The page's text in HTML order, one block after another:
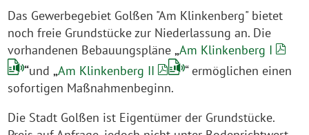
Das Gewerbegebiet Golßen "Am Klinkenberg" bietet
noch freie Grundstücke zur Niederlassung an. Die
vorhandenen Bebauungspläne„Am Klinkenberg I
“und„Am Klinkenberg II
“ ermöglichen einen
sofortigen Maßnahmenbeginn.
Die Stadt Golßen ist Eigentümer der Grundstücke.